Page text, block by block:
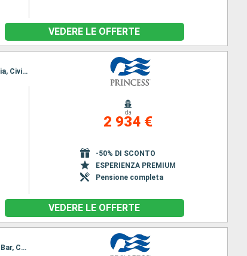
VEDERE LE OFFERTE
Itinerario : Pireo - Atene, Santorini, Bar, Corfu, Messina, Barcellona, Marsiglia, Ajaccio, Genova, La Spezia, Civitavecchia - Roma, Napoli, Chania, Kusadasi, Mykonos, Pireo - Atene
da
2 934 €
-50% DI SCONTO
ESPERIENZA PREMIUM
Pensione completa
VEDERE LE OFFERTE
Itinerario : Civitavecchia - Roma, Napoli, Palermo, Chania, Kusadasi, Mykonos, Pireo - Atene, Heraklion, Bar, Corfu, Messina, Barcellona, Palma di Maiorca, Marsiglia, Genova, Ajaccio, La Spezia, Civitavecchia - Roma